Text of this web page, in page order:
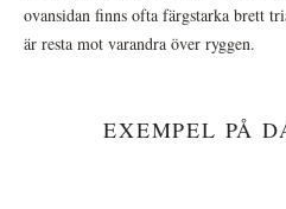
ovansidan finns ofta färgstarka brett
är resta mot varandra över ryggen.
EXEMPEL PÅ